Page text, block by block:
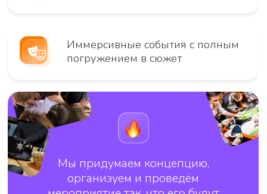
Командные квесты,
тимбилдинги на природе,
гонки на снегоходах,
сплавы
Корпоративы, новогодние
вечеринки, 23 февраля, 8
марта, день рождения
компании
Отметить праздник